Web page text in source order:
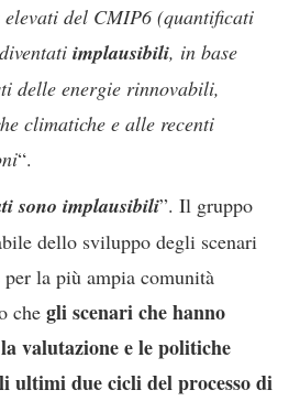
del CMIP6 (quantificati
implausibili, in base
delle energie rinnovabili,
climatiche e alle recenti
“.
sono implausibili”. Il gruppo
dello sviluppo degli scenari
la più ampia comunità
che gli scenari che hanno
valutazione e le politiche
ultimi due cicli del processo di